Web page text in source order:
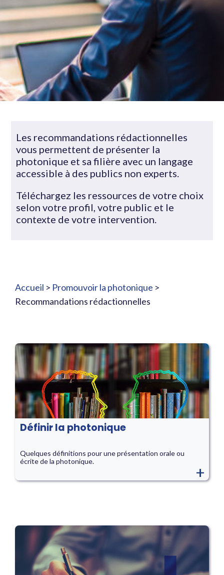
Les recommandations rédactionnelles
vous permettent de présenter la
photonique et sa filière avec un langage
accessible à des publics non experts.
Téléchargez les ressources de votre choix
selon votre profil, votre public et le
contexte de votre intervention.
Accueil > Promouvoir la photonique >
Recommandations rédactionnelles
Définir la photonique
Quelques définitions pour une présentation orale ou
écrite de la photonique.
+